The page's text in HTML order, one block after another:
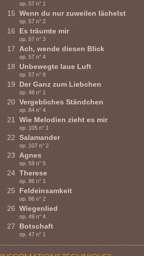
op. 57 n° 1
15 Wenn du nur zuweilen lächelst
op. 57 n° 2
16 Es träumte mir
op. 57 n° 3
17 Ach, wende diesen Blick
op. 57 n° 4
18 Unbewegte laue Luft
op. 57 n° 8
19 Der Ganz zum Liebchen
op. 48 n° 1
20 Vergebliches Ständchen
op. 84 n° 4
21 Wie Melodien zieht es mir
op. 105 n° 1
22 Salamander
op. 107 n° 2
23 Agnes
op. 59 n° 5
24 Therese
op. 86 n° 1
25 Feldeinsamkeit
op. 86 n° 2
26 Wiegenlied
op. 49 n° 4
27 Botschaft
op. 47 n° 1